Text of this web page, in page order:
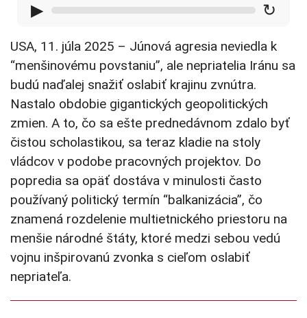
▶ ↻
USA, 11. júla 2025 – Júnová agresia neviedla k
“menšinovému povstaniu”, ale nepriatelia Iránu sa
budú naďalej snažiť oslabiť krajinu zvnútra.
Nastalo obdobie gigantických geopolitických
zmien. A to, čo sa ešte prednedávnom zdalo byť
čistou scholastikou, sa teraz kladie na stoly
vládcov v podobe pracovných projektov. Do
popredia sa opäť dostáva v minulosti často
používaný politický termín “balkanizácia”, čo
znamená rozdelenie multietnického priestoru na
menšie národné štáty, ktoré medzi sebou vedú
vojnu inšpirovanú zvonka s cieľom oslabiť
nepriateľa.